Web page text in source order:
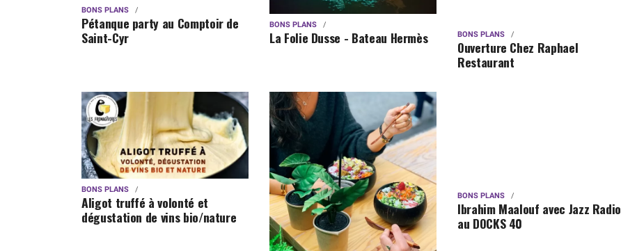
BONS PLANS
Pétanque party au Comptoir de
Saint-Cyr
BONS PLANS
La Folie Dusse - Bateau Hermès BONS PLANS
Ouverture Chez Raphael
Restaurant
BONS PLANS
Aligot truffé à volonté et
dégustation de vins bio/nature
BONS PLANS
Ibrahim Maalouf avec Jazz Radio
au DOCKS 40